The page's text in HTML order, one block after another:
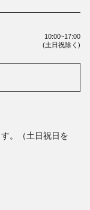
10:00~17:00
(土日祝除く)
。（土日祝日を